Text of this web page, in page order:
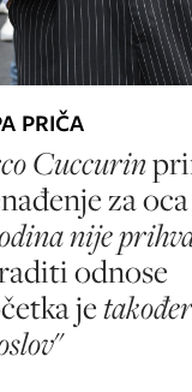
PRIČA
Cuccurin
za
nije
odnose
jetakođer
"